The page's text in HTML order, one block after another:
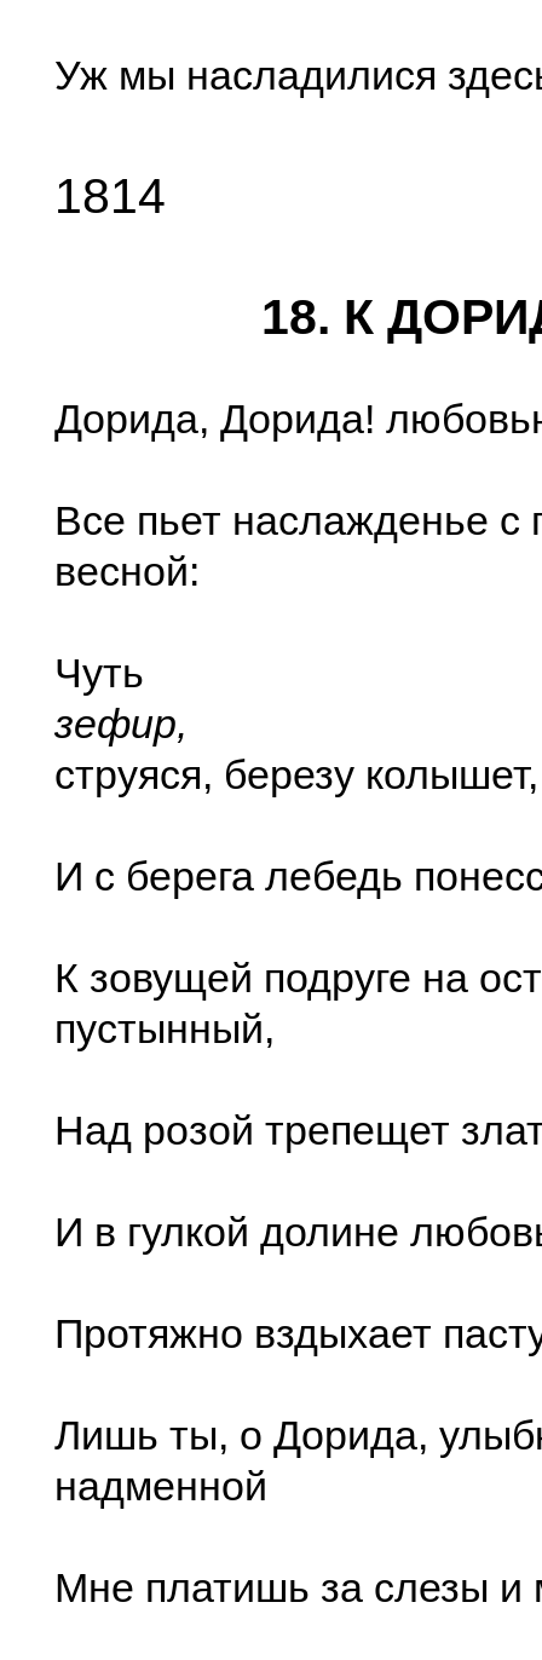
Уж мы насладилися
1814
18. К
Дорида, Дорида!
Все пьет наслажденье с
весной:
Чуть
зефир,
струяся, березу колышет,
И с берега лебедь
К зовущей подруге на
пустынный,
Над розой трепещет
И в гулкой долине
Протяжно вздыхает
Лишь ты, о Дорида,
надменной
Мне платишь за слезы и